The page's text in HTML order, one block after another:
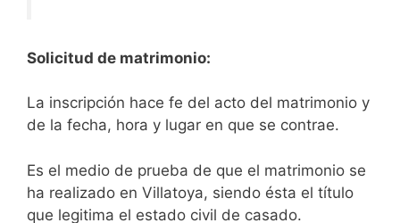
Solicitud de matrimonio:
La inscripción hace fe del acto del matrimonio y
de la fecha, hora y lugar en que se contrae.
Es el medio de prueba de que el matrimonio se
ha realizado en Villatoya, siendo ésta el título
que legitima el estado civil de casado.